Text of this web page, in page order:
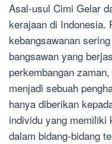
Asal-usul Cimi Gelar
kerajaan di Indonesia.
kebangsawanan
bangsawan yang
perkembangan
menjadi sebuah
hanya diberikan
individu yang memiliki
dalam bidang-bidang